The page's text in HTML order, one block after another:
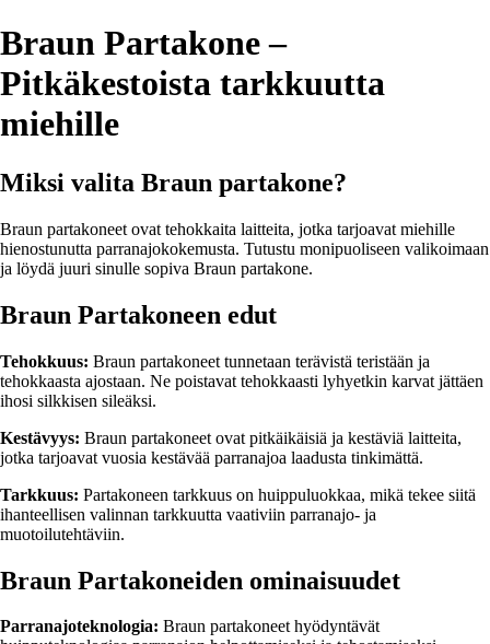
Braun Partakone –
Pitkäkestoista tarkkuutta
miehille
Miksi valita Braun partakone?
Braun partakoneet ovat tehokkaita laitteita, jotka tarjoavat miehille
hienostunutta parranajokokemusta. Tutustu monipuoliseen valikoimaan
ja löydä juuri sinulle sopiva Braun partakone.
Braun Partakoneen edut
Tehokkuus: Braun partakoneet tunnetaan terävistä teristään ja
tehokkaasta ajostaan. Ne poistavat tehokkaasti lyhyetkin karvat jättäen
ihosi silkkisen sileäksi.
Kestävyys: Braun partakoneet ovat pitkäikäisiä ja kestäviä laitteita,
jotka tarjoavat vuosia kestävää parranajoa laadusta tinkimättä.
Tarkkuus: Partakoneen tarkkuus on huippuluokkaa, mikä tekee siitä
ihanteellisen valinnan tarkkuutta vaativiin parranajo- ja
muotoilutehtäviin.
Braun Partakoneiden ominaisuudet
Parranajoteknologia: Braun partakoneet hyödyntävät